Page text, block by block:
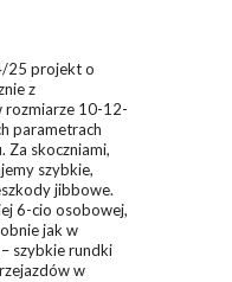
25 projekt o
z
rozmiarze 10-12-
parametrach
Za skoczniami,
szybkie,
jibbowe.
6-cio osobowej,
jak w
szybkie rundki
w